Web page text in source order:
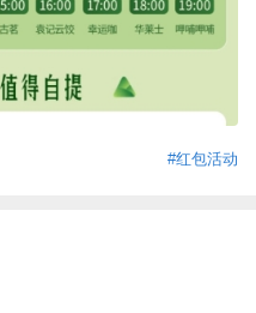
#红包活动